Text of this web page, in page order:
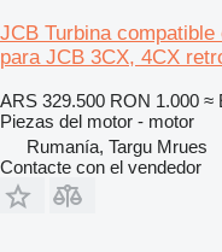
JCB Turbina
para JCB 3CX, 4CX
ARS 329.500 RON 1.000 ≈
Piezas del motor - motor
Rumanía, Targu Mrues
Contacte con el vendedor